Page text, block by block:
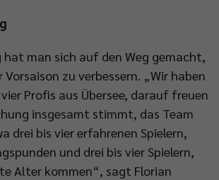
hat man sich auf den Weg gemacht,
Vorsaison zu verbessern. „Wir haben
Profis aus Übersee, darauf freuen
insgesamt stimmt, das Team
drei bis vier erfahrenen Spielern,
und drei bis vier Spielern,
Alter kommen“, sagt Florian